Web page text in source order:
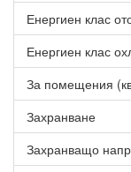
Инверторен
I/GWH09AVCXB-
активира режим
изискват. По този
електроенергия и
За разлика от
преминават към
време, AIRY
среда.
Енергиен клас
Енергиен клас
За помещения
Захранване
Захранващо